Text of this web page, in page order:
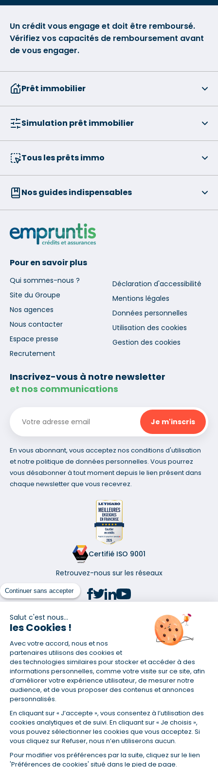
Continuer sans accepter
Salut c'est nous...
les Cookies !
Avec votre accord, nous et nos
partenaires utilisons des cookies et
des technologies similaires pour stocker et accéder à des
informations personnelles, comme votre visite sur ce site, afin
d’améliorer votre expérience utilisateur, de mesurer notre
audience, et de vous proposer des contenus et annonces
personnalisés.
En cliquant sur « J’accepte », vous consentez à l’utilisation des
cookies analytiques et de suivi. En cliquant sur « Je choisis »,
vous pouvez sélectionner les cookies que vous acceptez. Si
vous cliquez sur Refuser, nous n’en utiliserons aucun.
Pour modifier vos préférences par la suite, cliquez sur le lien
'Préférences de cookies' situé dans le pied de page.
Un crédit vous engage et doit être remboursé.
Vérifiez vos capacités de remboursement avant
de vous engager.
Prêt immobilier
Simulation prêt immobilier
Tous les prêts immo
Nos guides indispensables
Pour en savoir plus
Qui sommes-nous ?
Site du Groupe
Nos agences
Nous contacter
Espace presse
Recrutement
Déclaration d'accessibilité
Mentions légales
Données personnelles
Utilisation des cookies
Gestion des cookies
Inscrivez-vous à notre newsletter
et nos communications
En vous abonnant, vous acceptez nos conditions d'utilisation
et notre politique de données personnelles. Vous pourrez
vous désabonner à tout moment depuis le lien présent dans
chaque newsletter que vous recevrez.
Certifié ISO 9001
Retrouvez-nous sur les réseaux
(1) Taux fixe national hors assurance et selon votre profil
(2) Économie de 65 % pour l'assurance d'un prêt amortissable de 330
457,23 € à 0,90 % sur 19,5 ans, accordé à un salarié non cadre assuré à
100 % (décès, PTIA, IPP, ITT, IPP) âgé de 36 ans fumeur et une personne
salariée non cadre assurée à 100 % (décès, PTIA, IPP, ITT, IPP) âgée de 35
ans et non-fumeur, tous deux sans risque médical connu. Au
14/07/2019, coût de l'assurance proposée par la banque 179,08 €/mois
en moyenne contre 64,60 €/mois en moyenne au 14/07/2022 avec
Empruntis.com (TAEA : 0,44 %, coût total de l'assurance : 15 117,65 €).
(3) Taux minimum pour un crédit consommation d'un montant fixé entre
5 000 et 20 000 euros, selon profil et durée.
(4) La diminution du montant des mensualités entraîne l'allongement
de la durée de remboursement ainsi que la hausse du coût total du
(5) Banques de réseau, mutualistes, spécialisées, directions